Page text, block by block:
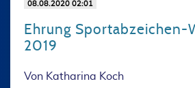
08.08.2020 02:01
Ehrung Sportabzeichen-
2019
Von Katharina Koch